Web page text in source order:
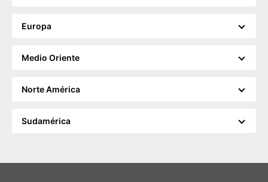
Europa
Medio Oriente
Norte América
Sudamérica